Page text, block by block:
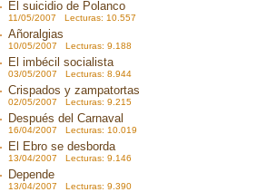
El suicidio de Polanco
11/05/2007 Lecturas: 10.557
Añoralgias
10/05/2007 Lecturas: 9.188
El imbécil socialista
03/05/2007 Lecturas: 8.944
Crispados y zampatortas
02/05/2007 Lecturas: 9.215
Después del Carnaval
16/04/2007 Lecturas: 10.019
El Ebro se desborda
13/04/2007 Lecturas: 9.146
Depende
13/04/2007 Lecturas: 9.390